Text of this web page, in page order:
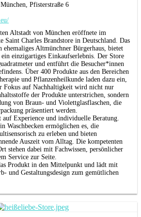
Pfisterstraße 6
Altstadt von München eröffnete im
Saint Charles Brandstore in Deutschland. Das
ehemaliges Altmünchner Bürgerhaus, bietet
einzigartiges Einkaufserlebnis. Der Store
und entführt die Besucher*innen
Über 400 Produkte aus den Bereichen
und Pflanzenheilkunde laden dazu ein,
Fokus auf Nachhaltigkeit wird nicht nur
der Produkte unterstrichen, sondern
von Braun- und Violettglasflaschen, die
präsentiert werden.
auf Experience und individuelle Beratung.
Waschbecken ermöglichen es, die
zu erleben und bieten
Auszeit vom Alltag. Die kompetenten
stehen dabei mit Fachwissen, persönlicher
Service zur Seite.
Produkt in den Mittelpunkt und lädt mit
und Gestaltungsdesign zum gemütlichen